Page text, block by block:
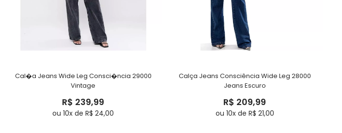
Cal�a Jeans Wide Leg Consci�ncia 29000
Vintage
R$ 239,99
ou 10x de R$ 24,00
Calça Jeans Consciência Wide Leg 28000
Jeans Escuro
R$ 209,99
ou 10x de R$ 21,00